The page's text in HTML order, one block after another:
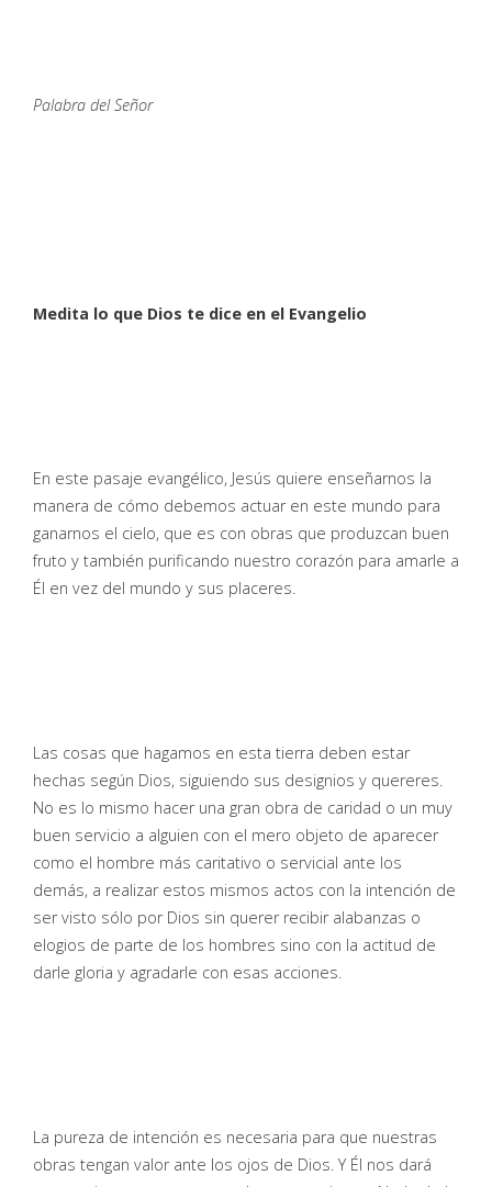
Palabra del Señor
Medita lo que Dios te dice en el Evangelio
En este pasaje evangélico, Jesús quiere enseñarnos la
manera de cómo debemos actuar en este mundo para
ganarnos el cielo, que es con obras que produzcan buen
fruto y también purificando nuestro corazón para amarle a
Él en vez del mundo y sus placeres.
Las cosas que hagamos en esta tierra deben estar
hechas según Dios, siguiendo sus designios y quereres.
No es lo mismo hacer una gran obra de caridad o un muy
buen servicio a alguien con el mero objeto de aparecer
como el hombre más caritativo o servicial ante los
demás, a realizar estos mismos actos con la intención de
ser visto sólo por Dios sin querer recibir alabanzas o
elogios de parte de los hombres sino con la actitud de
darle gloria y agradarle con esas acciones.
La pureza de intención es necesaria para que nuestras
obras tengan valor ante los ojos de Dios. Y Él nos dará